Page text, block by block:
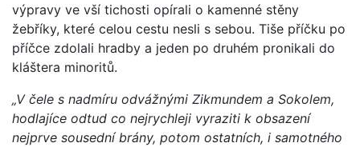
výpravy ve vší tichosti opírali o kamenné stěny
žebříky, které celou cestu nesli s sebou. Tiše příčku po
příčce zdolali hradby a jeden po druhém pronikali do
kláštera minoritů.
„V čele s nadmíru odvážnými Zikmundem a Sokolem,
hodlajíce odtud co nejrychleji vyraziti k obsazení
nejprve sousední brány, potom ostatních, i samotného